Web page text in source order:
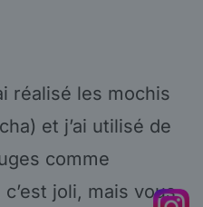
réalisé les mochis
et j’ai utilisé de
comme
joli, mais vous